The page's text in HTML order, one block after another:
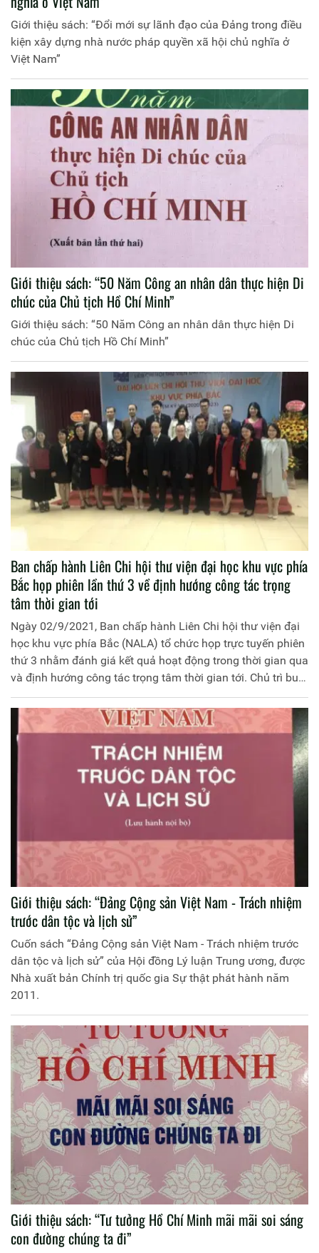
Giới thiệu sách: “Đổi mới sự lãnh đạo của Đảng trong điều
kiện xây dựng nhà nước pháp quyền xã hội chủ nghĩa ở
Việt Nam”
Giới thiệu sách: “50 Năm Công an nhân dân thực hiện Di
chúc của Chủ tịch Hồ Chí Minh”
Giới thiệu sách: “50 Năm Công an nhân dân thực hiện Di
chúc của Chủ tịch Hồ Chí Minh”
Ban chấp hành Liên Chi hội thư viện đại học khu vực phía
Bắc họp phiên lần thứ 3 về định hướng công tác trọng
tâm thời gian tới
Ngày 02/9/2021, Ban chấp hành Liên Chi hội thư viện đại
học khu vực phía Bắc (NALA) tổ chức họp trực tuyến phiên
thứ 3 nhằm đánh giá kết quả hoạt động trong thời gian qua
và định hướng công tác trọng tâm thời gian tới. Chủ trì buổi
họp là TS Nguyễn Huy Chương, Chủ tịch Liên Chi hội và
các thành viên trong Ban Chấp hành. Đại diện Thư viện
Học viện Chính trị Công an nhân dân, Trung tá, TS Nguyễn
Văn Tuấn, Giám đốc Trung tâm Lưu trữ và Thư viện, ủy
viên Ban chấp hành tham gia cuộc họp.
Giới thiệu sách: “Đảng Cộng sản Việt Nam - Trách nhiệm
trước dân tộc và lịch sử”
Cuốn sách “Đảng Cộng sản Việt Nam - Trách nhiệm trước
dân tộc và lịch sử” của Hội đồng Lý luận Trung ương, được
Nhà xuất bản Chính trị quốc gia Sự thật phát hành năm
2011.
Giới thiệu sách: “Tư tưởng Hồ Chí Minh mãi mãi soi sáng
con đường chúng ta đi”